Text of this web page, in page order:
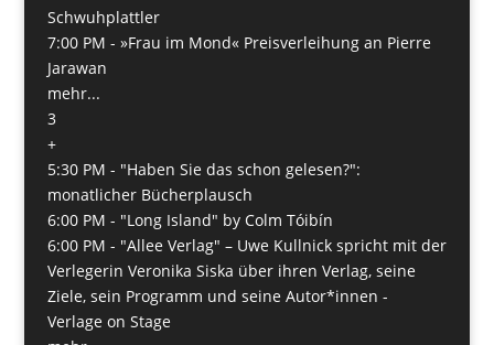
Schwuhplattler
7:00 PM - »Frau im Mond« Preisverleihung an Pierre
Jarawan
mehr...
3
+
5:30 PM - "Haben Sie das schon gelesen?":
monatlicher Bücherplausch
6:00 PM - "Long Island" by Colm Tóibín
6:00 PM - "Allee Verlag" – Uwe Kullnick spricht mit der
Verlegerin Veronika Siska über ihren Verlag, seine
Ziele, sein Programm und seine Autor*innen -
Verlage on Stage